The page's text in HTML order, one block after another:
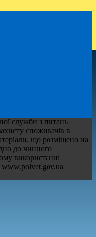
служби з питань
споживачів в
що розміщено на
до чинного
використанні
www.polvet.gov.ua